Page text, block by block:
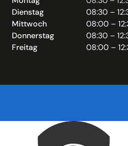
Dienstag
08:30 –
Mittwoch
08:00 –
Donnerstag
08:30 –
Freitag
08:00 –